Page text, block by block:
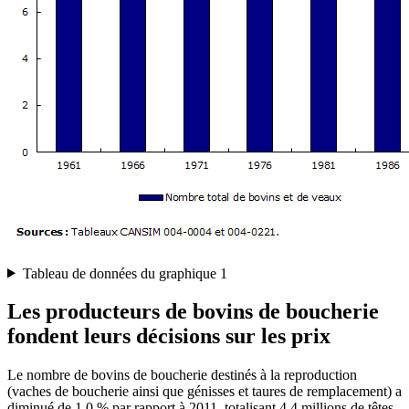
Tableau de données du graphique 1
Les producteurs de bovins de boucherie
fondent leurs décisions sur les prix
Le nombre de bovins de boucherie destinés à la reproduction
(vaches de boucherie ainsi que génisses et taures de remplacement) a